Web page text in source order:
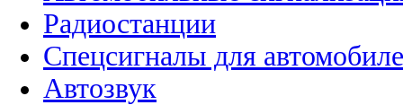
Радиостанции
Спецсигналы для
Автозвук